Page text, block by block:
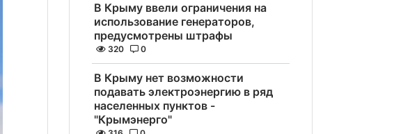
В Крыму ввели ограничения на
использование генераторов,
предусмотрены штрафы
320 0
В Крыму нет возможности
подавать электроэнергию в ряд
населенных пунктов -
"Крымэнерго"